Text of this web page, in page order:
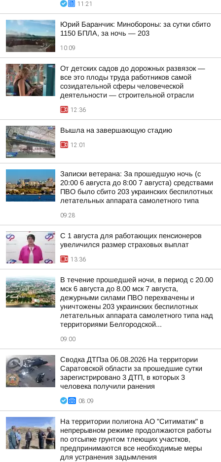
11:21
Юрий Баранчик: Минобороны: за сутки сбито
1150 БПЛА, за ночь — 203
10:09
От детских садов до дорожных развязок —
все это плоды труда работников самой
созидательной сферы человеческой
деятельности — строительной отрасли
12:36
Вышла на завершающую стадию
12:01
Записки ветерана: За прошедшую ночь (с
20:00 6 августа до 8:00 7 августа) средствами
ПВО было сбито 203 украинских беспилотных
летательных аппарата самолетного типа
09:28
С 1 августа для работающих пенсионеров
увеличился размер страховых выплат
13:36
В течение прошедшей ночи, в период с 20.00
мск 6 августа до 8.00 мск 7 августа,
дежурными силами ПВО перехвачены и
уничтожены 203 украинских беспилотных
летательных аппарата самолетного типа над
территориями Белгородской...
09:00
Сводка ДТПза 06.08.2026 На территории
Саратовской области за прошедшие сутки
зарегистрировано 3 ДТП, в которых 3
человека получили ранения
08:09
На территории полигона АО "Ситиматик" в
непрерывном режиме продолжаются работы
по отсыпке грунтом тлеющих участков,
предпринимаются все необходимые меры
для устранения задымления